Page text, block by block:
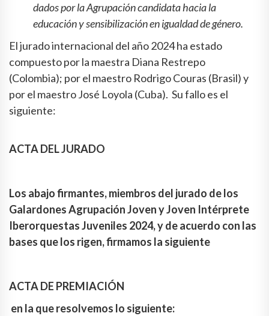
dados por la Agrupación candidata hacia la
educación y sensibilización en igualdad de género.
El jurado internacional del año 2024 ha estado
compuesto por la maestra Diana Restrepo
(Colombia); por el maestro Rodrigo Couras (Brasil) y
por el maestro José Loyola (Cuba). Su fallo es el
siguiente:
ACTA DEL JURADO
Los abajo firmantes, miembros del jurado de los
Galardones Agrupación Joven y Joven Intérprete
Iberorquestas Juveniles 2024, y de acuerdo con las
bases que los rigen, firmamos la siguiente
ACTA DE PREMIACIÓN
en la que resolvemos lo siguiente: